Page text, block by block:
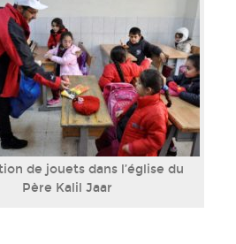
de jouets dans l’église du
Père Kalil Jaar